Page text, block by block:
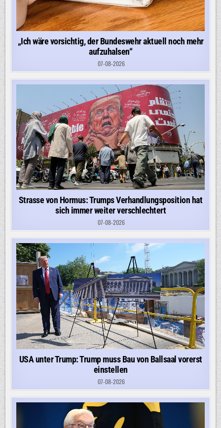
„Ich wäre vorsichtig, der Bundeswehr aktuell noch mehr
aufzuhalsen“
07-08-2026
Strasse von Hormus: Trumps Verhandlungsposition hat
sich immer weiter verschlechtert
07-08-2026
USA unter Trump: Trump muss Bau von Ballsaal vorerst
einstellen
07-08-2026